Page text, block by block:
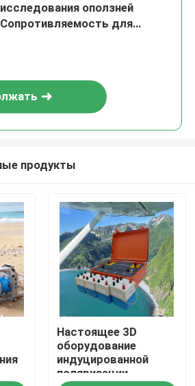
исследования оползней
Сопротивляемость для
потока загрязняющих
веществ
продукты
Настоящее 3D
оборудование
индуцированной
поляризации,